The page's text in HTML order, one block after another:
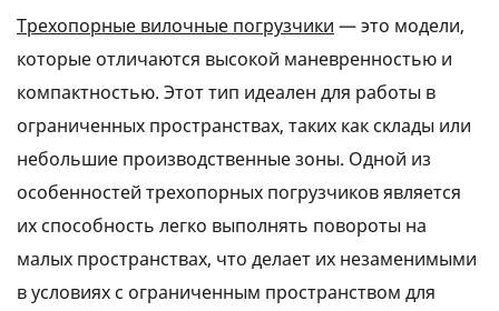
Трехопорные вилочные погрузчики — это модели,
которые отличаются высокой маневренностью и
компактностью. Этот тип идеален для работы в
ограниченных пространствах, таких как склады или
небольшие производственные зоны. Одной из
особенностей трехопорных погрузчиков является
их способность легко выполнять повороты на
малых пространствах, что делает их незаменимыми
в условиях с ограниченным пространством для